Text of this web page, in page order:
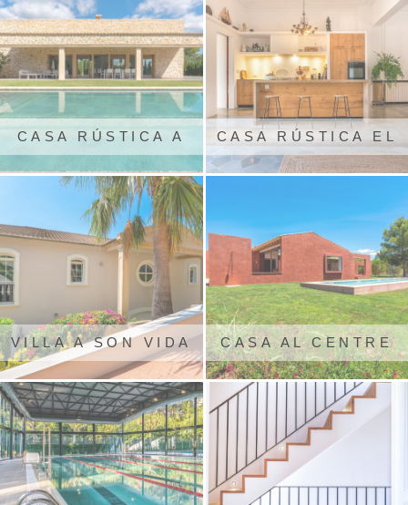
CASA RÚSTICA A
ALCUDIA
CASA RÚSTICA EL
CENTRE DE SÓLLER
VILLA A SON VIDA CASA AL CENTRE
DE MALLORCA